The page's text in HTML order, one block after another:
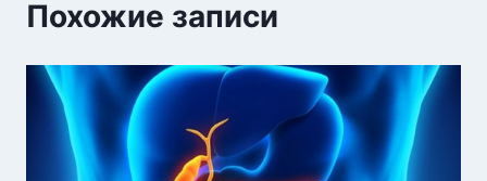
Похожие записи